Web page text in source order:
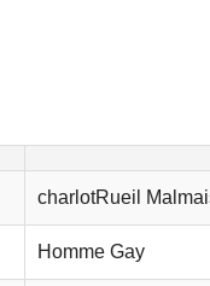
charlotRueil
Homme Gay